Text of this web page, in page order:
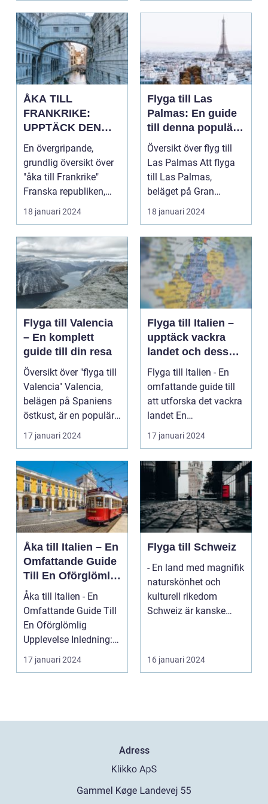
ÅKA TILL
FRANKRIKE:
UPPTÄCK DEN
MÅNGFALDIGA
SKÖNHETEN
En övergripande,
grundlig översikt över
"åka till Frankrike"
Franska republiken,
känt som Frankrike...
18 januari 2024
Flyga till Las
Palmas: En guide
till denna populära
destination
Översikt över flyg till
Las Palmas Att flyga
till Las Palmas,
beläget på Gran
Canaria i Spanien, er...
18 januari 2024
Flyga till Valencia
– En komplett
guide till din resa
Översikt över "flyga till
Valencia" Valencia,
belägen på Spaniens
östkust, är en populär
destinatio...
17 januari 2024
Flyga till Italien –
upptäck vackra
landet och dess
mångfald
Flyga till Italien - En
omfattande guide till
att utforska det vackra
landet En
övergripande, grun...
17 januari 2024
Åka till Italien – En
Omfattande Guide
Till En Oförglömlig
Upplevelse
Åka till Italien - En
Omfattande Guide Till
En Oförglömlig
Upplevelse Inledning:
Italien, ett land...
17 januari 2024
Flyga till Schweiz
- En land med magnifik
naturskönhet och
kulturell rikedom
Schweiz är kanske
16 januari 2024
Adress